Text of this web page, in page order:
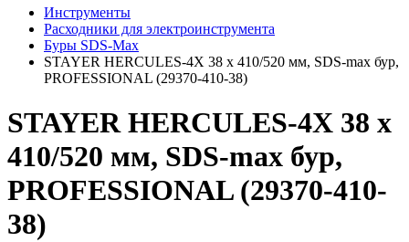
Инструменты
Расходники для электроинструмента
Буры SDS-Max
STAYER HERCULES-4Х 38 x 410/520 мм, SDS-max бур,
PROFESSIONAL (29370-410-38)
STAYER HERCULES-4Х 38 x
410/520 мм, SDS-max бур,
PROFESSIONAL (29370-410-
38)